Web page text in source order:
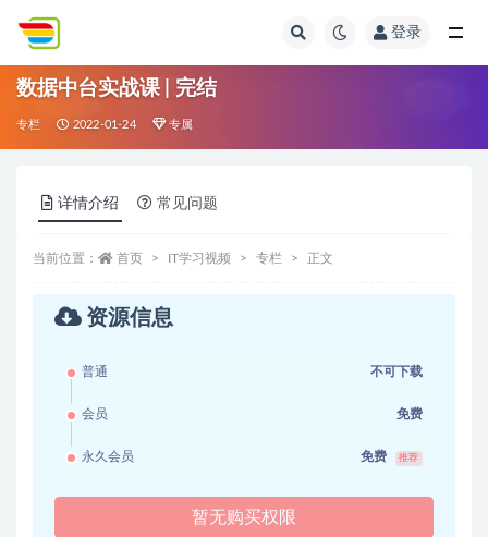
登录
数据中台实战课 | 完结
专栏 2022-01-24 专属
详情介绍 常见问题
当前位置： 首页 IT学习视频 专栏 正文
资源信息
普通 不可下载
会员 免费
永久会员 免费 推荐
暂无购买权限